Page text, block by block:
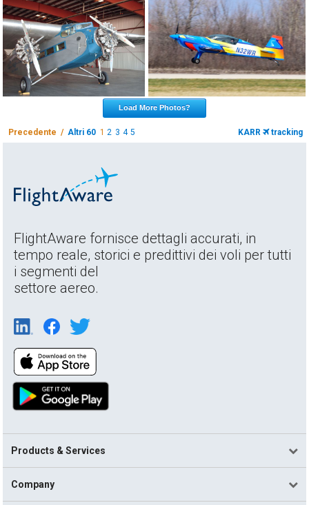
Load More Photos?
Precedente / Altri 60 1 2 3 4 5 KARR tracking
FlightAware fornisce dettagli accurati, in
tempo reale, storici e predittivi dei voli per tutti
i segmenti del
settore aereo.
Products & Services
Company